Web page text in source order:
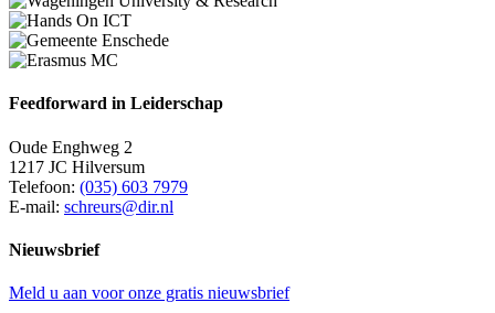
Feedforward in Leiderschap
Oude Enghweg 2
1217 JC Hilversum
Telefoon: (035) 603 7979
E-mail: schreurs@dir.nl
Nieuwsbrief
Meld u aan voor onze gratis nieuwsbrief